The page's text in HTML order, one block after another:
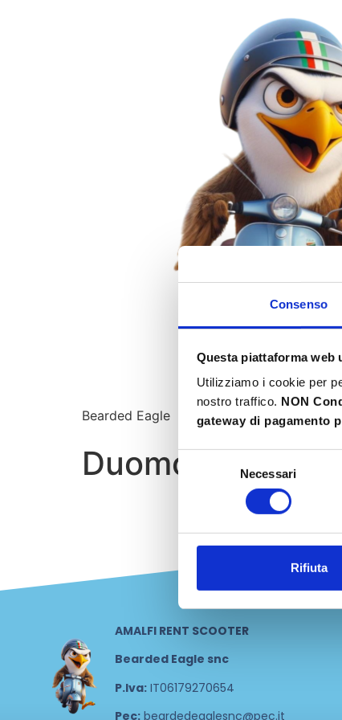
Consenso
Questa piattaforma web
Utilizziamo i cookie per
nostro traffico. NON
gateway di pagamento
Selezione
del
Necessari
Rifiuta
Bearded Eagle
Duomo di Amalfi
AMALFI RENT SCOOTER
Bearded Eagle snc
P.Iva:IT06179270654
Pec:beardedeaglesnc@pec.it